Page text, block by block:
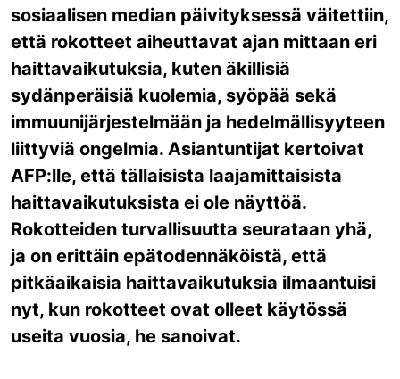
sosiaalisen median päivityksessä väitettiin,
että rokotteet aiheuttavat ajan mittaan eri
haittavaikutuksia, kuten äkillisiä
sydänperäisiä kuolemia, syöpää sekä
immuunijärjestelmään ja hedelmällisyyteen
liittyviä ongelmia. Asiantuntijat kertoivat
AFP:lle, että tällaisista laajamittaisista
haittavaikutuksista ei ole näyttöä.
Rokotteiden turvallisuutta seurataan yhä,
ja on erittäin epätodennäköistä, että
pitkäaikaisia haittavaikutuksia ilmaantuisi
nyt, kun rokotteet ovat olleet käytössä
useita vuosia, he sanoivat.